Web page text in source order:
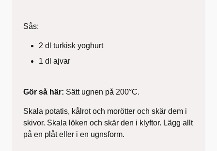
Sås:
2 dl turkisk yoghurt
1 dl ajvar
Gör så här: Sätt ugnen på 200°C.
Skala potatis, kålrot och morötter och skär dem i
skivor. Skala löken och skär den i klyftor. Lägg allt
på en plåt eller i en ugnsform.